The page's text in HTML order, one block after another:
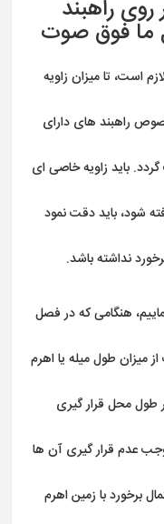
راهبند
ما فوق صوت
است، تا میزان زاویه
راهبند های دارای
باید زاویه خاصی ای
شود، باید دقت نمود
نداشته باشد.
هنگامی که در فصل
میزان طول میله یا اهرم
طول محل قرار گیری
عدم قرار گیری آن ها
برخورد با زمین اهرم